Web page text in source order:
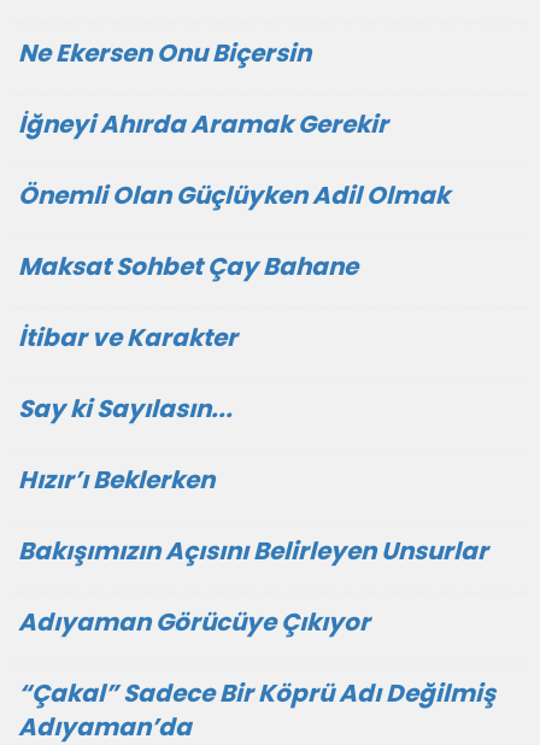
Ne Ekersen Onu Biçersin
İğneyi Ahırda Aramak Gerekir
Önemli Olan Güçlüyken Adil Olmak
Maksat Sohbet Çay Bahane
İtibar ve Karakter
Say ki Sayılasın...
Hızır’ı Beklerken
Bakışımızın Açısını Belirleyen Unsurlar
Adıyaman Görücüye Çıkıyor
“Çakal” Sadece Bir Köprü Adı Değilmiş
Adıyaman’da